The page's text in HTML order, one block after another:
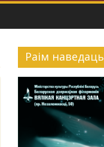
Раiм наведаць